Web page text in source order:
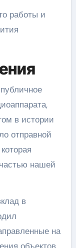
работы и
в истории
отправной
нашей
в
на